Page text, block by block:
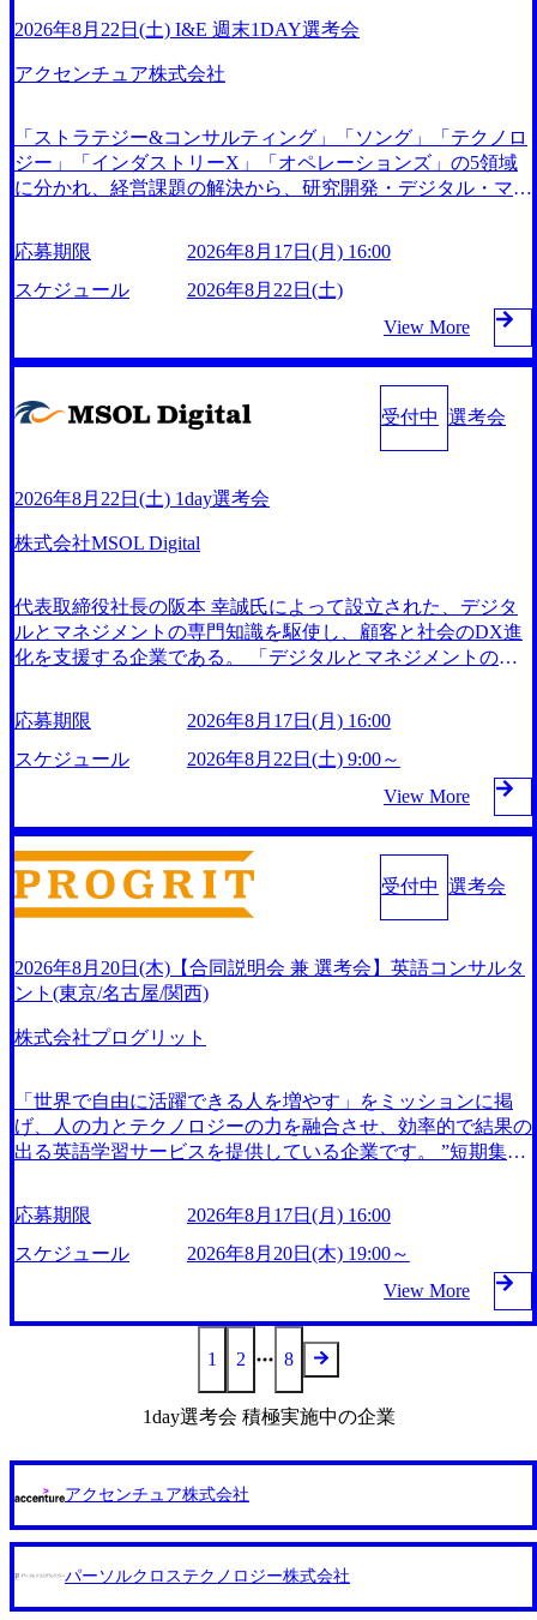
・PMO経験 ・向上心が強く、新しいことにも果敢にチャレ
や要望を素直に受け止め、改善提案できる方
「一気通貫体制」が特長 ビジネスへの深い理解を持つコン
を持つシンプレクス社またはグループ会社との協力体制を築
であり、システム開発を担当することはない https://storage.go
ogleapis.com/our-vision-production.appspot.com/public/images/202
40925204111_caa94e4b-6aae-45a6-a0ce-b98154c816a2_1153x543.
webp メンバー情報 (https://www.xspear.co.jp/member/)一部抜粋
を軸に、様々な業界で新規事業戦略、成長戦略、PMI推進、
業務改革等の幅広いプロジェクトに従事 - 鈴木健仁氏：新卒
でベイカレントに入社し最年少ディレクターを経てXspearに
参画 - 梶田 威人氏：BCG出身。金融業界における戦略策
定、DX戦略立案、人事組織テーマに強みを持ち、メディ
ア・エンタメ業界においてはDX戦略立案、NFT等の新規事
身。金融業界を中心に、DX戦略策定、新規事業立案、組織
社員インタビューページ (https://www.xspear.co.jp/career/intervi
に聞く。“これから”のコンサルの在り方 (https://www.business
るぼし認定を取得 (https://www.agara.co.jp/article/382811) シン
プレクスとXspear Consultingが、東京都港区の行政手続き10
0%デジタル化を支援 (https://www.afpbb.com/articles/-/3520247)
【未経験者】 ・年収UPでのオファー ・ワンプールで様々な
・上流工程、先端技術を学べる環境 【コンサルファーム経
験者】 ・専門領域に軸足を置きながら、他領域にもチャレ
ンジできる環境 ・タイトルアップでのオファー ・現職ファ
ームより高いオファー年収 ・実力主義でプロモーションで
きる（ダブルスキップもあり） ・週に1度のアサインｍｔｇ
でこまめに社員のキャリアについて検討してもらえる。結
果、なりたいキャリアを反映できるｐｊにアサインしてもら
える ・シンプレクスというテクノロジーに強い部隊がいる
ため、エンジニアの視点からも協業しクライアントへ価値提
案件もあり、個々の裁量や得意領域に合わせた売り上げの立
て方を選べる ここ1年で社員数60名⇒100名超、売上今期18
億円⇒来期30億円（いずれも約170％アップ）と急成長中の
ファームである また、成長中ファームのため優秀な上司の
グ・グループ出身者等 (https://www.xspear.co.jp/member/taketo_
kajita/)） 多様なメンバー、多様なプロジェクトによる自己成
長機会が多く、新たなチャレンジが可能 100名規模にも関わ
ルティングファームをはじめ、メーカー、ITベンチャー、外
資系金融機関など多彩な出自で構成されており、常に刺激を
受けながらプロジェクトワークが可能 総合コンサルティン
グファームの名の通り、全方位のクライアントに対して様々
なプロジェクトが存在しており、手を上げれば常に新しいテ
ーマのチャレンジ機会を提供している（ワンプール制） そ
のため、全体の離職率10％以下、未経験3年未満の離職率は
0％と驚異の定着率を誇る 大手ファームと同水準以上の報酬
制度であり、ファーム経験者の場合は、転職時報酬アップが
基本 強く「個人」の成⾧を重視するカルチャーであり、昇
立ち上げフェーズに関わることができる 豊富な経験を持つ
コンサル経験者の場合は、自らチームを立ち上げることが可
能 裁量をもった営業活動、デリバリー活動ができる(スター
トアップとの協業、新規ソリューションの開発 など) シンプ
レクスの顧客基盤、エンジニアケイパビリティを活かた確度
e.googleapis.com/our-vision-production.appspot.com/public/images/
20240925205344_42693807-c7d5-418f-965b-3a03a5dd5723_1200
x559.webp 楽天グループ、SMBCグループ、NTT、良品計
画、ファーストリテイリング等大手企業が中心顧客 直近で
注。 業務システム、ToC向けアプリ、セキュリティ等万博に
関するあらゆるIT関連業務をコンサルティングしている。 <
u>ワンプール制</u>を取っており、業界の枠に縛られず様々
動に工数を割かれることなくデリバリーに注力可能</u> 従
業員満足度を非常に重視しており、意にそぐわないプロジェ
クトにアサインされてしまった場合、半強制的に別のプロジ
ェクトに異動することが可能。その結果、<u>退職率も10％
程度</u>（他社平均は2～30％程度） 残業時間は<u>平均30
時間程度。</u>バリューが出ていないから残業代をつけさせ
ないといったことはしない DE&Iにおいては女性活用や外国
人/高齢者/障碍者などさまざまなバックグラウンドを持つメ
ブが立ち上がっており、さまざまな役職・所属・組織を超え
て社員間のネットワーク形成・交流の場となっている <u>教
育・研修プログラムが非常に充実</u>しており、自己成長の
士のつながりを広げる取り組みもしている 今後の成長戦略
として海外展開を見据えている。足元のグローバル案件割合
は10％程度だが、英語が得意でグローバル案件に興味がある
ttps://note.com/dirbato/n/n0a040c36b128 Forbes JAPAN BrandVoic
e Studio 「使命はテクノロジーで企業の可能性を引き出すこ
と。日本に求められるITコンサルタントという伴走者」 http
s://forbesjapan.com/articles/detail/67452 Forbes JAPAN BrandVoice
Studio 「コンサル業界におけるIT人材価値再興。Dirbatoの最
前線パートナーが切り開くテクノロジーの変革」 https://forbe
sjapan.com/articles/preview/68657?preview=TAI1oir8Coe5Df3zuZ
htd24YfH72/ZzdmBTIEMOnWUWREjOFLO1IL1KPEi4dgCbb F
orbes JAPAN BrandVoice Studio 「求めるのは、競争と連帯 。
pan.com/articles/detail/69848 MyViision企業インタビュー① http
s://my-vision.co.jp/consulting-firm/dirbato/interview01 MyViision企
業インタビュー② https://my-vision.co.jp/consulting-firm/dirbato/i
nterview02 2026年8月20日(木) 12:00～最長21:00終了 2026年8
月17日(月) 16:00 ※定員となり次第締め切らせていただきま
会社の雰囲気を確認した上で選考に臨まれたい方、転職活動
が終盤に差し掛かっており1日で合否判断を出したい方な
ど、複数のご要望をいただきましたため、この度1日選考会
きるのか？」 「なぜクライアントは、競合の大手ファーム
ではなく"この会社"を選ぶのか？」 その最も核心的な問い
を、当社の上位職位のコンサルタントに直接ぶつけてみませ
んか？ 経営の視座、事業の未来、そして次世代のコンサル
タントに真に求めるものをトップコンサルタントからお話し
いたします。 座談会では、Q&Aセッションを設けます。
「競合の大手ファームとの明確な差別化要因は？」 「当社
ならではの強み、そして弱みとは？」 といった、普段は聞
きにくい質問も歓迎しております。 1.会社説明＋座談会 日
程 : リアルタイム配信 8月18日(火) 19:00スタート(平日会社
説明会兼現場座談会) アーカイブ配信 8月19日(水)
12:00スタート、19:00スタート、20:00スタート アーカ
イブ配信 8月20日(木) 12:00スタート、18:00スタート ※
アーカイブ配信におきましても人事担当者への質疑は可能と
社説明会参加が必須条件となります 2.1次面接 8月20日(木)1
3:00スタート～19:00スタート ※1次面接の開始時刻は、皆様
2026年8月22日(土) I&E 週末1DAY選考会
アクセンチュア株式会社
「ストラテジー&コンサルティング」「ソング」「テクノロ
ジー」「インダストリーX」「オペレーションズ」の5領域
に分かれ、経営課題の解決から、研究開発・デジタル・マー
からその実行的側面であるITサービスの提供まで一貫して支
援する総合系・IT系ファームである あらゆる産業において
非常に良質な顧客基盤を築いており、Fortune Global 500社の
80%以上の企業をクライアントとして抱えている 手掛けた
プロジェクトは「ファーストリテイリングにおけるグローバ
ル化」「資生堂グループのDX化支援」「ヴィヴィアン・ウ
エストウッドの製品開発」など多岐にわたる コンサルティ
ング活動のみならず、2021年にはKDDIと合弁会社「ARISE
成の支援も盛んに行う 採用資料 (https://www.accenture.com/co
ntent/dam/accenture/final/accenture-com/document-2/Accenture-Rec
ruiting-Brochure.pdf#zoom=50) 女性の活躍について (https://ww
グ (https://www.accenture.com/jp-ja/blogs/japan-careers-blog) 江川
社長が語る「105点経営」 (https://business.nikkei.com/atcl/gen/1
9/00604/021600008/) 規模拡大で成功する理由【コンサル業界
店出身者などマーケティングのトップ人材が集結するワケ
(https://markezine.jp/article/detail/45446) エンジニアからコンサ
ルタントへ。会社に入って、何が変わった? (https://www.busi
nessinsider.jp/post-288838) プラダ:ラグジュアリー製品のパー
ソナライゼーション (https://www.accenture.com/jp-ja/case-studie
s/song/prada-luxury-product-customization) 大正製薬:ITカーブア
ウト支援 (https://www.accenture.com/jp-ja/case-studies/consulting/
taisho-pharmaceutical)(ストラテジー & コンサルティング) ソフ
トバンク:初のオンライン開催「SoftBank World 2020」でマー
communications-media/softbank)(通信) 経済産業省:事業者の申
請手続きを電子化する「保安ネット」を構築。省庁DXの先
-service/meti-industry-safety-network)(公共サービス) カルビー:S
e.com/jp-ja/case-studies/consumer-goods-services/calbee)(消費財・
サービス) 世界49カ国に約73万人以上(2024年5月時点)の社員
を擁し、世界120以上の国の企業を顧客に売上641億ドルを誇
る 日本では2.3万人以上の従業員を擁しており(会計系BIG4
っている、売上・従業員数共にこの8年間で4倍近くの成長を
遂げていることから、今後も高い成長が見込まれる 多くの
技術者を抱えており、アビームコンサルティングに続いて日
本国内2番目にSAP認定コンサルタント制度の有資格者数が
自由に応募できる社内の転職ツール「キャリアズ・マーケッ
トプレイス」が存在し、本ツールを活用で上司の引き留めを
受けずに移動が可能である(異動者は年間約1,000名) 残業時
間や有休取得率など約10項目を数値化することで、実行前後
則禁止としているほか、在宅勤務制度の全社展開、ハラスメ
ント抑止に向けた研修の拡充、社外窓口設置など徹底的な仕
平均を上回る実績を持ち、女性の管理職率も21.8%(2023年12
月時点)とフレキシブルな働き方を提供 2026年8月22日(土) 面
応募期限
2026年8月17日(月) 16:00
スケジュール
2026年8月22日(土)
View More
受付中 選考会
2026年8月22日(土) 1day選考会
株式会社MSOL Digital
代表取締役社長の阪本 幸誠氏によって設立された、デジタ
ルとマネジメントの専門知識を駆使し、顧客と社会のDX進
化を支援する企業である。 「デジタルとマネジメントのプ
Xエコシステム共創のベストパートナーとなる」をミッショ
ンに掲げ、ビジネスアジャイル®️、DXフレームワーク、デ
ータドリブン経営、Gaai生成AIといった革新的なサービスを
提供している。 顧客のビジネスモデルに合わせたカスタマ
イズされた戦略が、業界内で高く評価されており、中部電力
グループなど大手企業との実績も豊富である。 MSOL Digital
では社員1人1人が自ら描いたキャリアプランを叶え、プロの
コンサルタントとして活躍し続けるためのキャリアパスを設
定しています。 https://storage.googleapis.com/our-vision-producti
7b-8c0a-e2356a14f62b_1200x554.webp 全社員がスキルアップ
しつづけられるように、TOEIC受験費用補助などの資格取得
サポート、客観的な助言がもらえるメンター制度などの業務
サポートに力を入れています。 PMP®（プロジェクトマネジ
U」（Professional Development Unit）取得サポート PMP資格
の維持に必要な継続学習を定量的に認定するための単位をM
SOL Digitalの研修で取得することが出来ます。 CAPM アジ
demy Business Udemyの動画全体のなかでも評価の高い、厳
ています。実務家の講師から最先端のスキルが学べます。
英語学習のための費用を一部負担致します。 ナレッジコン
シェルジュ MSOLグループ内のナレッジに関する疑問、質
問、悩みを気軽に相談できる窓口を完備しています。 教え
てプロマネくん MSOLグループが携わっているプロジェク
ト関連の相談や意見交換のための窓口を完備しています。
隔週を目安に、アカウントマネージャーとメンバーで1on1を
ていきます。 新卒入社者は入社後1年間、キャリア入社者は
入社後半年間、メンターがつきます。メンターは、プロジェ
るとともに、客観的な助言をしていきます。 MSOL Digitalで
社の成長」を目指し、PDR(Performance Development Review)
という評価プロセスを運営しています。また、社員の「会社
応募期限
2026年8月17日(月) 16:00
スケジュール
2026年8月22日(土) 9:00～
View More
受付中 選考会
2026年8月20日(木)【合同説明会 兼 選考会】英語コンサルタ
ント(東京/名古屋/関西)
株式会社プログリット
「世界で自由に活躍できる人を増やす」をミッションに掲
げ、人の力とテクノロジーの力を融合させ、効率的で結果の
出る英語学習サービスを提供している企業です。 ”短期集中
ビス『プログリット』に加え、リスニング力向上を目的とし
たシャドーイングに特化した『シャドテン』を中心としたサ
ブスクリプション型のサービスを展開しています。 2022年9
月に東証グロース市場に上場しています。 https://storage.goog
leapis.com/our-vision-production.appspot.com/public/images/20240
927114859_cbc62887-8853-46f0-8072-18671f8e87cd_1016x433.
webp 会社紹介資料 (https://speakerdeck.com/jobs_progrit/we-are-
hiring) プログリットCM (https://youtu.be/3u-YSOkBw_M) 「英
語業界の勢力図は、僕らの成長で大きく変わる」プログリッ
トが新ミッション＆バリューに込めた“世界を変える覚悟”と
5422) 創業3年で売り上げ17億。プログリット岡田祥吾の覚
悟 (https://forbesjapan.com/articles/detail/37614?fbclid=IwAR0ce_4
NhKidkReVczm0xz0F0_KC5Iv3WHax02qHEv5jgj_ynpjAVOmkt
Yg) Mission：世界で自由に活躍できる人を増やす Value： Cu
stomer Oriented：顧客起点で物事を考え、行動します。 Go H
応募期限
2026年8月17日(月) 16:00
スケジュール
2026年8月20日(木) 19:00～
View More
1 2 8
1day選考会 積極実施中の企業
アクセンチュア株式会社
パーソルクロステクノロジー株式会社